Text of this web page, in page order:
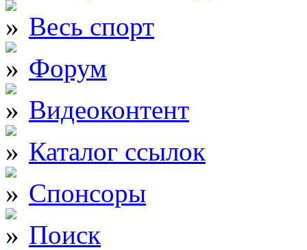
Весь спорт
Форум
Видеоконтент
Каталог ссылок
Спонсоры
Поиск